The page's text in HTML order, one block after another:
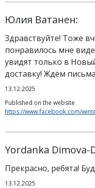
Юлия Ватанен:
Здравствуйте! Тоже
понравилось мне
увидят только в
доставку! Ждём
13.12.2025
Published on the website
https://www.facebook.com/
Yordanka Dimova-
Прекрасно, ребята!
13.12.2025